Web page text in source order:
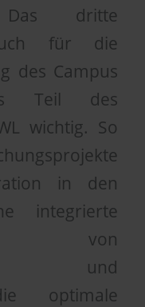
dritte
für die
des Campus
Teil des
wichtig. So
in den
integrierte
von
und
optimale